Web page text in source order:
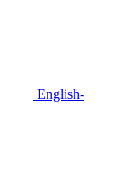
English-